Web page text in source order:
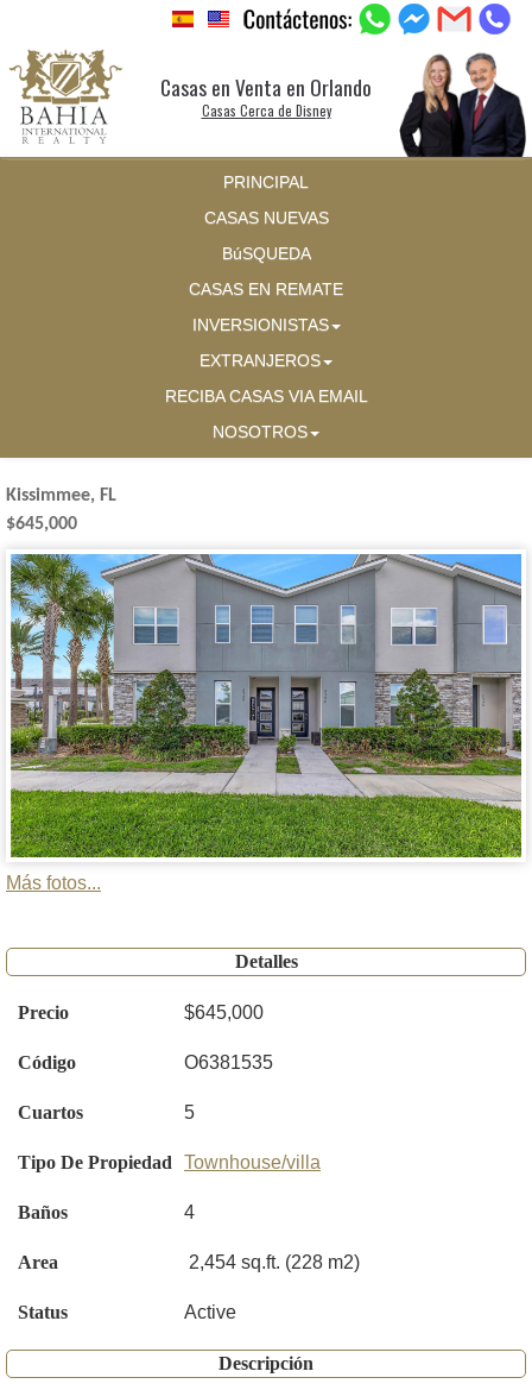
Casas en Venta en Orlando
Casas Cerca de Disney
PRINCIPAL
CASAS NUEVAS
BúSQUEDA
CASAS EN REMATE
INVERSIONISTAS
EXTRANJEROS
RECIBA CASAS VIA EMAIL
NOSOTROS
Kissimmee, FL
$645,000
Más fotos...
Detalles
Precio $645,000
Código O6381535
Cuartos 5
Tipo De Propiedad Townhouse/villa
Baños 4
Area 2,454 sq.ft. (228 m2)
Status Active
Descripción